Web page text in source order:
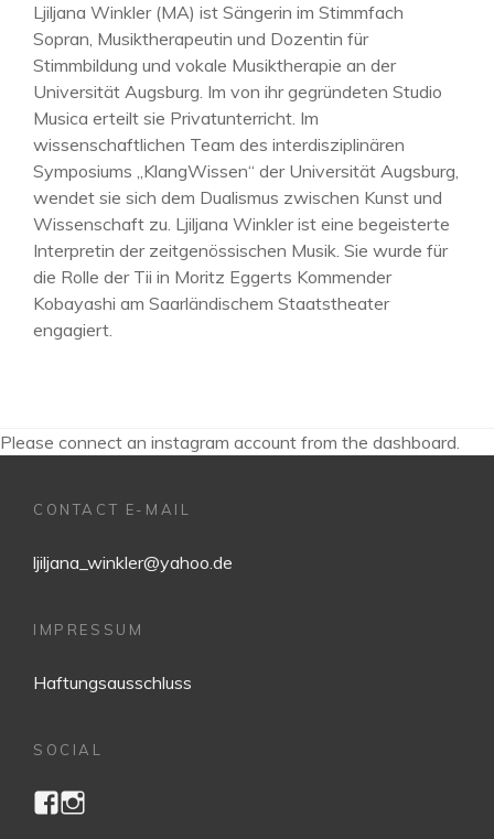
Ljiljana Winkler (MA) ist Sängerin im Stimmfach
Sopran, Musiktherapeutin und Dozentin für
Stimmbildung und vokale Musiktherapie an der
Universität Augsburg. Im von ihr gegründeten Studio
Musica erteilt sie Privatunterricht. Im
wissenschaftlichen Team des interdisziplinären
Symposiums „KlangWissen“ der Universität Augsburg,
wendet sie sich dem Dualismus zwischen Kunst und
Wissenschaft zu. Ljiljana Winkler ist eine begeisterte
Interpretin der zeitgenössischen Musik. Sie wurde für
die Rolle der Tii in Moritz Eggerts Kommender
Kobayashi am Saarländischem Staatstheater
engagiert.
Please connect an instagram account from the dashboard.
CONTACT E-MAIL
ljiljana_winkler@yahoo.de
IMPRESSUM
Haftungsausschluss
SOCIAL
https://www.facebook.com/ljiljana.winkler